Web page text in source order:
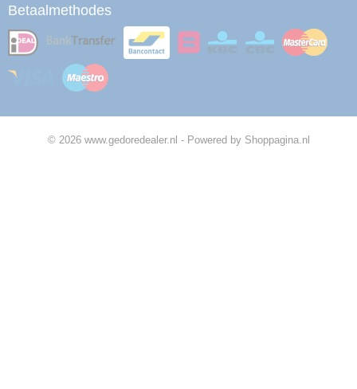
Betaalmethodes
© 2026 www.gedoredealer.nl - Powered by Shoppagina.nl